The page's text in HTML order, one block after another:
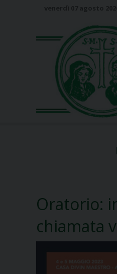
Oratorio:
chiamata